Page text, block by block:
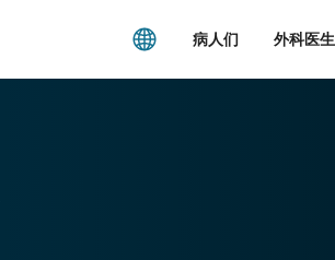
病人们 外科医生